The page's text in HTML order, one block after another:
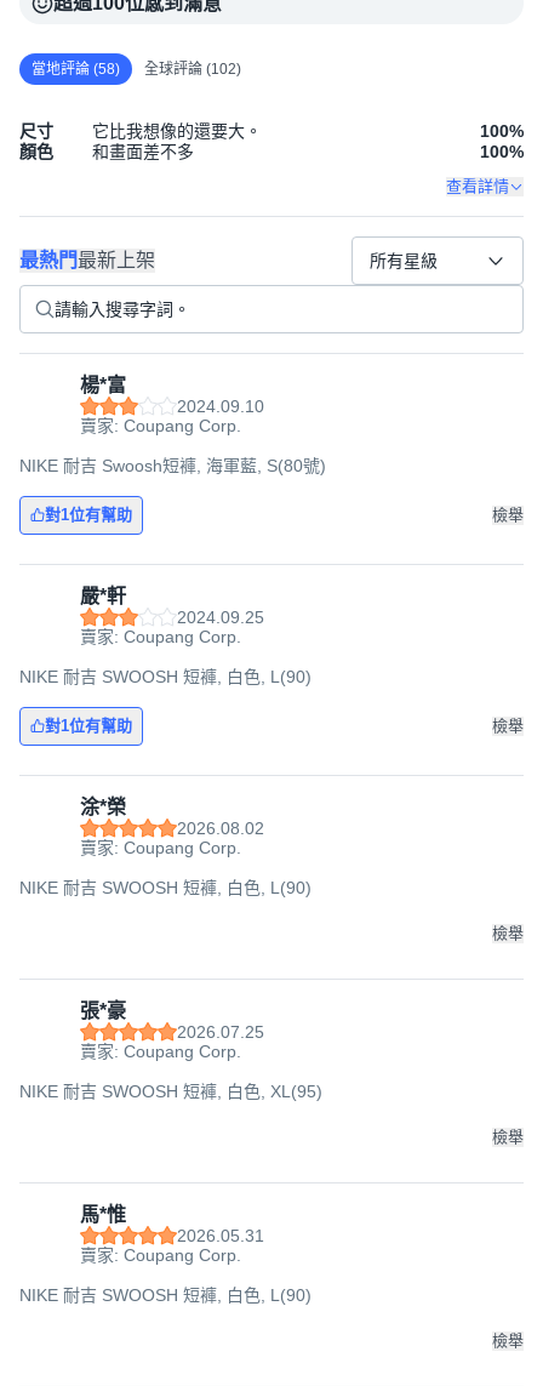
當地評論 (58) 全球評論 (102)
尺寸 它比我想像的還要大。 100%
顏色
和畫面差不多 100%
查看詳情
最熱門最新上架 所有星級
楊*富
2024.09.10
賣家: Coupang Corp.
NIKE 耐吉 Swoosh短褲, 海軍藍, S(80號)
對1位有幫助 檢舉
嚴*軒
2024.09.25
賣家: Coupang Corp.
NIKE 耐吉 SWOOSH 短褲, 白色, L(90)
對1位有幫助 檢舉
涂*榮
2026.08.02
賣家: Coupang Corp.
NIKE 耐吉 SWOOSH 短褲, 白色, L(90)
檢舉
張*豪
2026.07.25
賣家: Coupang Corp.
NIKE 耐吉 SWOOSH 短褲, 白色, XL(95)
檢舉
馬*惟
2026.05.31
賣家: Coupang Corp.
NIKE 耐吉 SWOOSH 短褲, 白色, L(90)
檢舉